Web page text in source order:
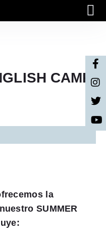
CAMP
la
SUMMER